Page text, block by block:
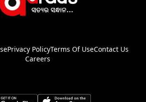
Privacy PolicyTerms Of UseContact Us
Careers